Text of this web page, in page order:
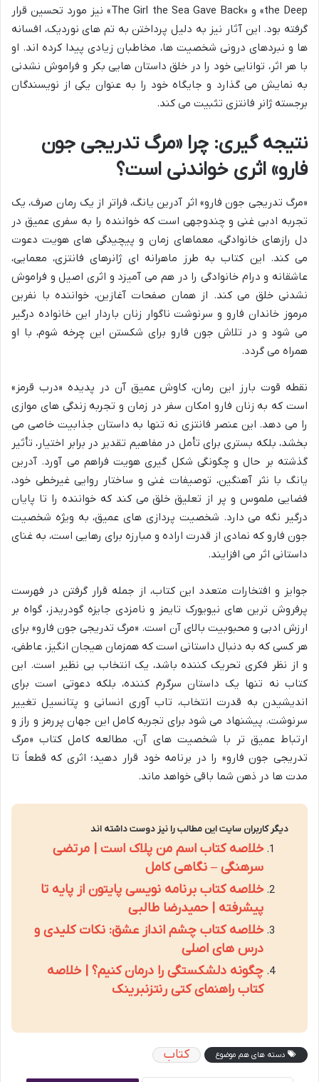
the Deep» و «The Girl the Sea Gave Back» نیز مورد تحسین قرار
گرفته بود. این آثار نیز به دلیل پرداختن به تم های نوردیک، افسانه
ها و نبردهای درونی شخصیت ها، مخاطبان زیادی پیدا کرده اند. او
با هر اثر، توانایی خود را در خلق داستان هایی بکر و فراموش نشدنی
به نمایش می گذارد و جایگاه خود را به عنوان یکی از نویسندگان
برجسته ژانر فانتزی تثبیت می کند.
نتیجه گیری: چرا «مرگ تدریجی جون
فارو» اثری خواندنی است؟
«مرگ تدریجی جون فارو» اثر آدرین یانگ، فراتر از یک رمان صرف، یک
تجربه ادبی غنی و چندوجهی است که خواننده را به سفری عمیق در
دل رازهای خانوادگی، معماهای زمان و پیچیدگی های هویت دعوت
می کند. این کتاب به طرز ماهرانه ای ژانرهای فانتزی، معمایی،
عاشقانه و درام خانوادگی را در هم می آمیزد و اثری اصیل و فراموش
نشدنی خلق می کند. از همان صفحات آغازین، خواننده با نفرین
مرموز خاندان فارو و سرنوشت ناگوار زنان باردار این خانواده درگیر
می شود و در تلاش جون فارو برای شکستن این چرخه شوم، با او
همراه می گردد.
نقطه قوت بارز این رمان، کاوش عمیق آن در پدیده «درب قرمز»
است که به زنان فارو امکان سفر در زمان و تجربه زندگی های موازی
را می دهد. این عنصر فانتزی نه تنها به داستان جذابیت خاصی می
بخشد، بلکه بستری برای تأمل در مفاهیم تقدیر در برابر اختیار، تأثیر
گذشته بر حال و چگونگی شکل گیری هویت فراهم می آورد. آدرین
یانگ با نثر آهنگین، توصیفات غنی و ساختار روایی غیرخطی خود،
فضایی ملموس و پر از تعلیق خلق می کند که خواننده را تا پایان
درگیر نگه می دارد. شخصیت پردازی های عمیق، به ویژه شخصیت
جون فارو که نمادی از قدرت اراده و مبارزه برای رهایی است، به غنای
داستانی اثر می افزایند.
جوایز و افتخارات متعدد این کتاب، از جمله قرار گرفتن در فهرست
پرفروش ترین های نیویورک تایمز و نامزدی جایزه گودریدز، گواه بر
ارزش ادبی و محبوبیت بالای آن است. «مرگ تدریجی جون فارو» برای
هر کسی که به دنبال داستانی است که همزمان هیجان انگیز، عاطفی،
و از نظر فکری تحریک کننده باشد، یک انتخاب بی نظیر است. این
کتاب نه تنها یک داستان سرگرم کننده، بلکه دعوتی است برای
اندیشیدن به قدرت انتخاب، تاب آوری انسانی و پتانسیل تغییر
سرنوشت. پیشنهاد می شود برای تجربه کامل این جهان پررمز و راز و
ارتباط عمیق تر با شخصیت های آن، مطالعه کامل کتاب «مرگ
تدریجی جون فارو» را در برنامه خود قرار دهید؛ اثری که قطعاً تا
مدت ها در ذهن شما باقی خواهد ماند.
دیگر کاربران سایت این مطالب را نیز دوست داشته اند
خلاصه کتاب اسم من پلاک است | مرتضی
سرهنگی – نگاهی کامل
خلاصه کتاب برنامه نویسی پایتون از پایه تا
پیشرفته | حمیدرضا طالبی
خلاصه کتاب چشم انداز عشق: نکات کلیدی و
درس های اصلی
چگونه دلشکستگی را درمان کنیم؟ | خلاصه
کتاب راهنمای کتی رنتزنبرینک
دسته های هم موضوع کتاب